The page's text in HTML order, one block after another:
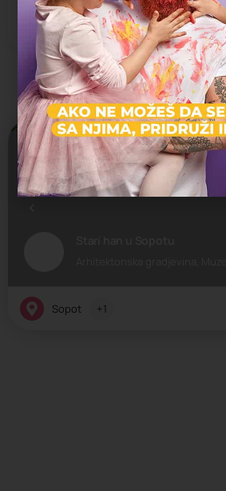
Umetnost
Možda vas zanima i
Sopot +1